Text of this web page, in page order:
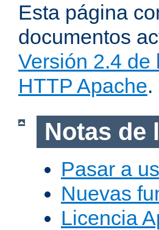
Esta página
documentos
Versión 2.4 de
HTTP Apache.
Notas de
Pasar a
Nuevas
Licencia